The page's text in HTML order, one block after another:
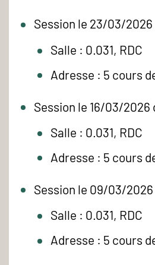
Session le 23/03/2026
Salle : 0.031, RDC
Adresse : 5 cours
Session le 16/03/2026
Salle : 0.031, RDC
Adresse : 5 cours
Session le 09/03/2026
Salle : 0.031, RDC
Adresse : 5 cours